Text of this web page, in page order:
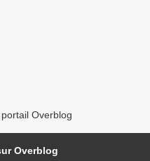
Overblog
Overblog